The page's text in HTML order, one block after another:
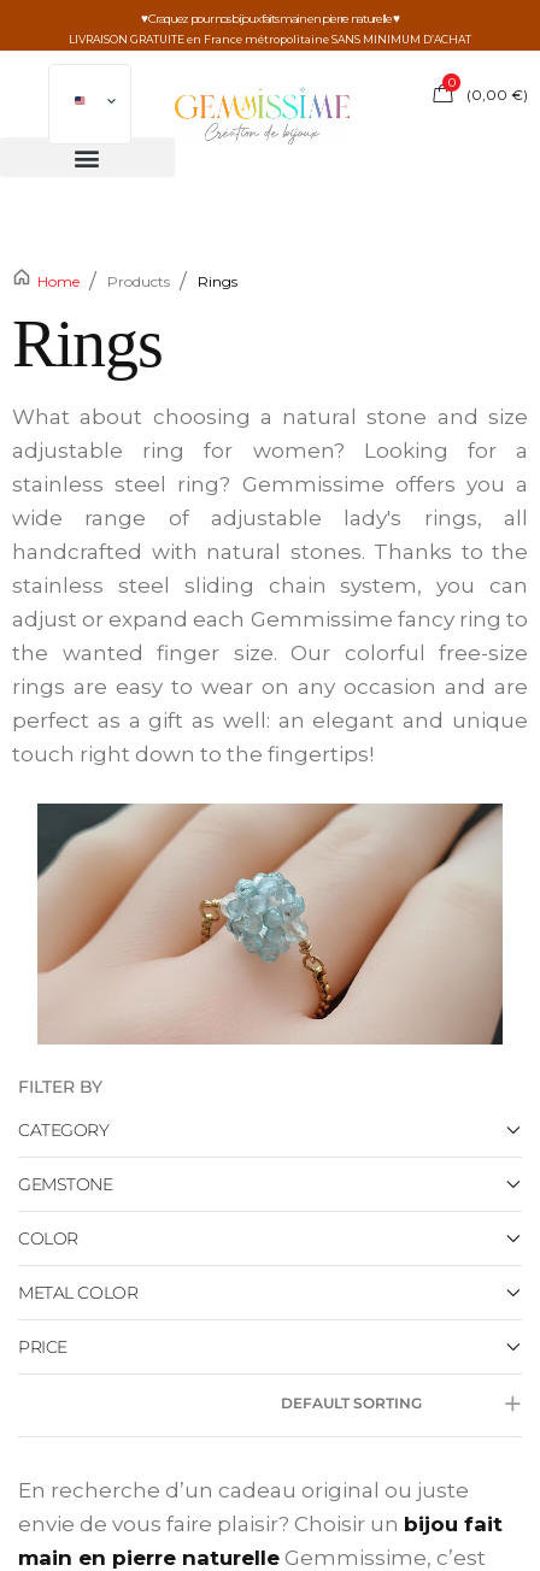
♥ Craquez pour nos bijoux faits main en pierre naturelle ♥
LIVRAISON GRATUITE en France métropolitaine SANS MINIMUM D’ACHAT
0
(0,00€)
Home / Products / Rings
Rings
What about choosing a natural stone and size
adjustable ring for women? Looking for a
stainless steel ring? Gemmissime offers you a
wide range of adjustable lady's rings, all
handcrafted with natural stones. Thanks to the
stainless steel sliding chain system, you can
adjust or expand each Gemmissime fancy ring to
the wanted finger size. Our colorful free-size
rings are easy to wear on any occasion and are
perfect as a gift as well: an elegant and unique
touch right down to the fingertips!
FILTER BY
CATEGORY
GEMSTONE
COLOR
METAL COLOR
PRICE
DEFAULT SORTING
En recherche d’un cadeau original ou juste
envie de vous faire plaisir? Choisir un bijou fait
main en pierre naturelle Gemmissime, c’est